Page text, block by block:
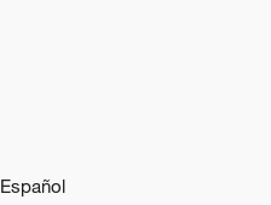
Español